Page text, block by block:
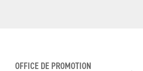
OFFICE DE PROMOTION